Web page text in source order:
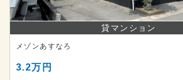
貸マンション
メゾンあすなろ
3.2万円